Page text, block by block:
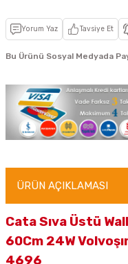
Yorum Yaz Tavsiye Et
Bu Ürünü Sosyal Medyada
ÜRÜN AÇIKLAMASI
Cata Sıva Üstü
60Cm 24W
4696